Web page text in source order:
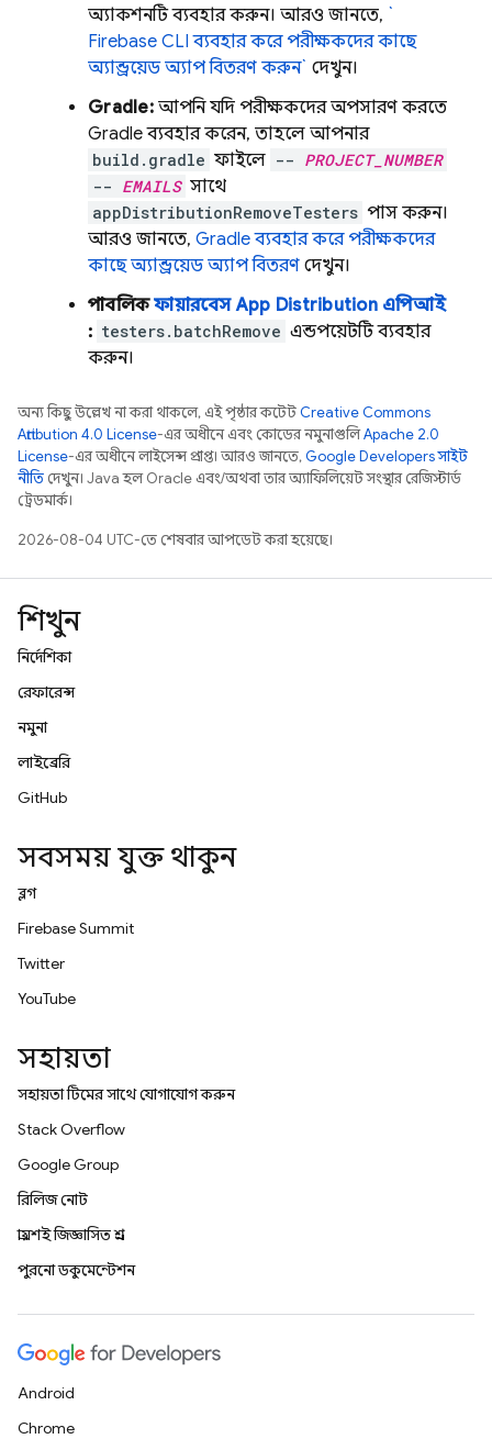
অ্যাকশনটি ব্যবহার করুন। আরও জানতে, `
Firebase CLI ব্যবহার করে পরীক্ষকদের কাছে
অ্যান্ড্রয়েড অ্যাপ বিতরণ করুন` দেখুন।
Gradle:আপনি যদি পরীক্ষকদের অপসারণ করতে
Gradle ব্যবহার করেন, তাহলে আপনার
build.gradle ফাইলে -- PROJECT_NUMBER
-- EMAILS সাথে
appDistributionRemoveTesters পাস করুন।
আরও জানতে, Gradle ব্যবহার করে পরীক্ষকদের
কাছে অ্যান্ড্রয়েড অ্যাপ বিতরণ দেখুন।
পাবলিকফায়ারবেসApp Distributionএপিআই
: testers.batchRemove এন্ডপয়েন্টটি ব্যবহার
করুন।
অন্য কিছু উল্লেখ না করা থাকলে, এই পৃষ্ঠার কন্টেন্টCreative Commons
Attribution 4.0 License-এর অধীনে এবং কোডের নমুনাগুলিApache 2.0
License-এর অধীনে লাইসেন্স প্রাপ্ত। আরও জানতে,Google Developers সাইট
নীতি দেখুন। Java হল Oracle এবং/অথবা তার অ্যাফিলিয়েট সংস্থার রেজিস্টার্ড
ট্রেডমার্ক।
2026-08-04 UTC-তে শেষবার আপডেট করা হয়েছে।
শিখুন
নির্দেশিকা
রেফারেন্স
নমুনা
লাইব্রেরি
GitHub
সবসময় যুক্ত থাকুন
ব্লগ
Firebase Summit
Twitter
YouTube
সহায়তা
সহায়তা টিমের সাথে যোগাযোগ করুন
Stack Overflow
Google Group
রিলিজ নোট
প্রায়শই জিজ্ঞাসিত প্রশ্ন
পুরনো ডকুমেন্টেশন
Android
Chrome